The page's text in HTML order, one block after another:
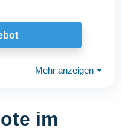
Mehr anzeigen ⏷
im